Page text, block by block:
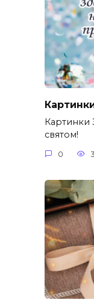
Картинки
святом!
0